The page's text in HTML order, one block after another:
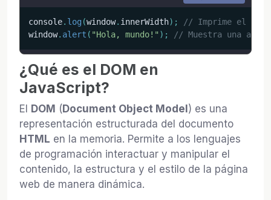
console. log (window. innerWidth) ;
// Imprime el
window. alert ( "Hola, mundo!" ) ; // Muestra una
¿Qué es el DOM en
JavaScript?
El DOM ( Document Object Model ) es una
representación estructurada del documento
HTML en la memoria. Permite a los lenguajes
de programación interactuar y manipular el
contenido, la estructura y el estilo de la página
web de manera dinámica.